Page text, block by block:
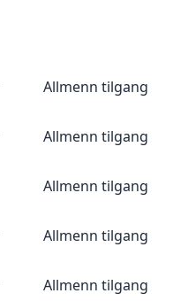
Allmenn tilgang
Allmenn tilgang
Allmenn tilgang
Allmenn tilgang
Allmenn tilgang